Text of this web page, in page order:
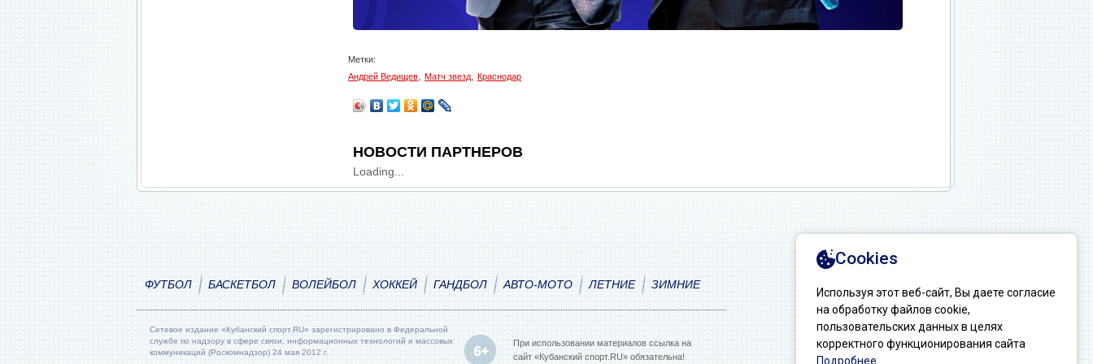
Метки:
Андрей Ведищев
Матч звезд Краснодар
НОВОСТИ ПАРТНЕРОВ
Loading...
ФУТБОЛ БАСКЕТБОЛ ВОЛЕЙБОЛ ХОККЕЙ ГАНДБОЛ АВТО-МОТО ЛЕТНИЕ ЗИМНИЕ
Сетевое издание «Кубанский спорт.RU» зарегистрировано в Федеральной
службе по надзору в сфере связи, информационных технологий и массовых
коммуникаций (Роскомнадзор) 24 мая 2012 г.
При использовании материалов ссылка на
сайт «Кубанский спорт.RU» обязательна!